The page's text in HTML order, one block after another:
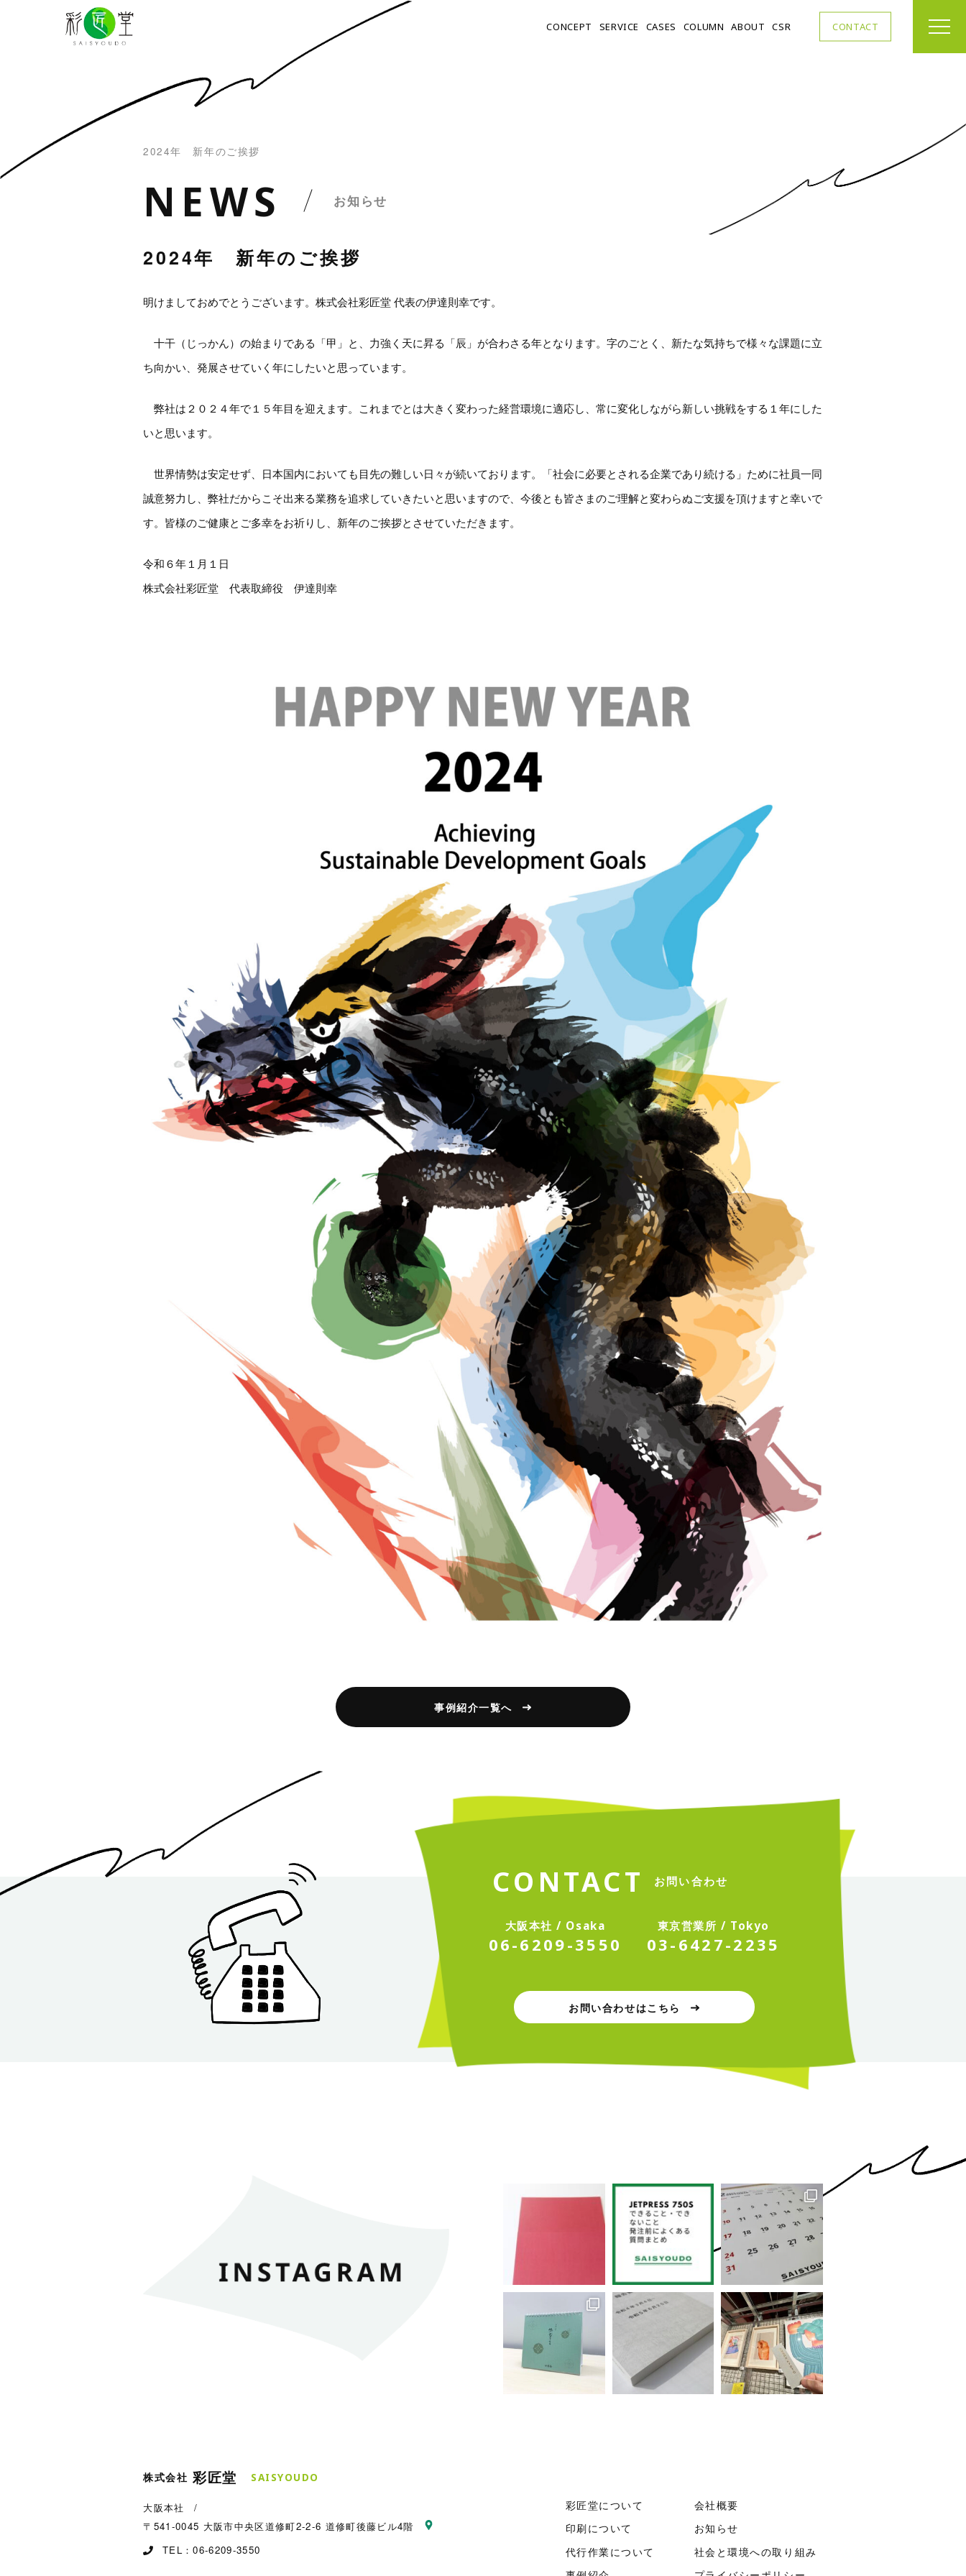
グ
CONCEPT SERVICE CASES COL UMN ABOUT CSR CONTACT
2024年 新年のご挨拶
N EWS お知らせ
2024年 新年のご挨拶
明けましておめでとうございます。株式会社彩匠堂 代表の伊達則幸です。
十干（じっかん）の始まりである「甲」と、力強く天に昇る「辰」が合わさる年となります。字のごとく、新たな気持ちで様々な課題に立
ち向かい、発展させていく年にしたいと思っています。
弊社は２０２４年で１５年目を迎えます。これまでとは大きく変わった経営環境に適応し、常に変化しながら新しい挑戦をする１年にした
いと思います。
世界情勢は安定せず、日本国内においても目先の難しい日々が続いております。「社会に必要とされる企業であり続ける」ために社員一同
誠意努力し、弊社だからこそ出来る業務を追求していきたいと思いますので、今後とも皆さまのご理解と変わらぬご支援を頂けますと幸いで
す。皆様のご健康とご多幸をお祈りし、新年のご挨拶とさせていただきます。
令和６年１月１日
株式会社彩匠堂 代表取締役 伊達則幸
事例紹介一覧へ
CO NTACT お問い合わせ
大阪本社 / Osaka
06-6 209-35 50
東京営業所 / Tokyo
03- 642 7-2 235
お問い合わせはこちら
株式会社 彩匠堂 SAI SYOU DO
大阪本社
/
〒541-0045 大阪市中央区道修町2-2-6 道修町後藤ビル4階
TEL：06-6209-3550
彩匠堂について
印刷について
代行作業について
会社概要
お知らせ
社会と環境への取り組み